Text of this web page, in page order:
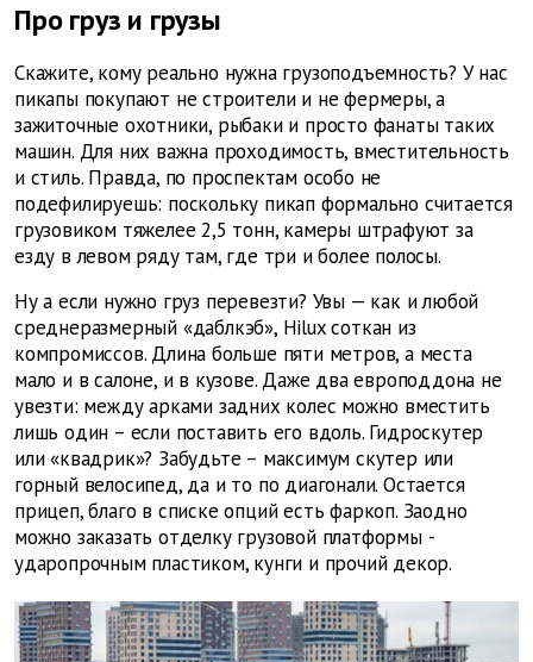
Про груз и грузы
Скажите, кому реально нужна грузоподъемность? У нас
пикапы покупают не строители и не фермеры, а
зажиточные охотники, рыбаки и просто фанаты таких
машин. Для них важна проходимость, вместительность
и стиль. Правда, по проспектам особо не
подефилируешь: поскольку пикап формально считается
грузовиком тяжелее 2,5 тонн, камеры штрафуют за
езду в левом ряду там, где три и более полосы.
Ну а если нужно груз перевезти? Увы — как и любой
среднеразмерный ­«даблкэб», Hilux соткан из
компромиссов. Длина больше пяти метров, а места
мало и в салоне, и в кузове. Даже два европоддона не
увезти: между арками задних колес можно вместить
лишь один – если поставить его вдоль. Гидроскутер
или «квадрик»? Забудьте – максимум скутер или
горный велосипед, да и то по диаго­нали. Остается
прицеп, благо в списке опций есть фаркоп. Заодно
можно заказать отделку грузовой платформы ­
ударопрочным пластиком, кунги и прочий декор.